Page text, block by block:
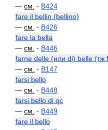
— см. - B424
fare il bellin (bellino)
— см. - B426
fare la bella
— см. - B446
farne delle (или di) belle (тж
— см. - B147
farsi bello
— см. - B448
farsi bello di qc
— см. - B449
fare il bello